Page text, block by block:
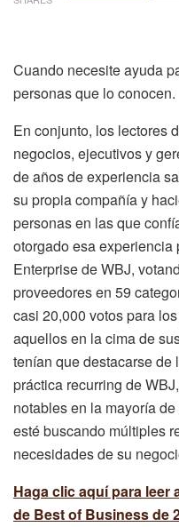
Cuando necesite ayuda
personas que lo conocen.
En conjunto, los lectores
negocios, ejecutivos y
de años de experiencia
su propia compañía y
personas en las que
otorgado esa experiencia
Enterprise de WBJ,
proveedores en 59
casi 20,000 votos para
aquellos en la cima de
tenían que destacarse
práctica recurring de
notables en la mayoría
esté buscando múltiples
necesidades de su
Haga clic aquí para
de Best of Business de